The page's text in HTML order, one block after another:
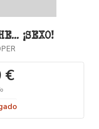
¡SEXO!
€